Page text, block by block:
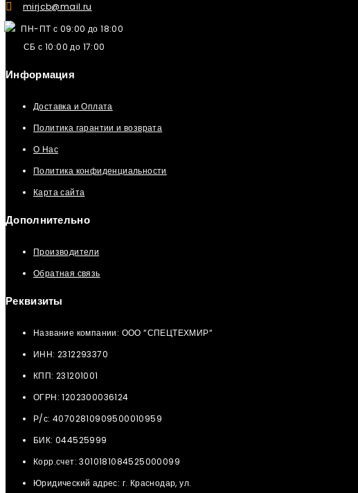
mirjcb@mail.ru
ПН-ПТ с 09:00 до 18:00
СБ с 10:00 до 17:00
Информация
Доставка и Оплата
Политика гарантии и возврата
О Нас
Политика конфиденциальности
Карта сайта
Дополнительно
Производители
Обратная связь
Реквизиты
Название компании: ООО “СПЕЦТЕХМИР“
ИНН: 2312293370
КПП: 231201001
ОГРН: 1202300036124
Р/с: 40702810909500010959
БИК: 044525999
Корр.счет: 3010181084525000099
Юридический адрес: г. Краснодар, ул.